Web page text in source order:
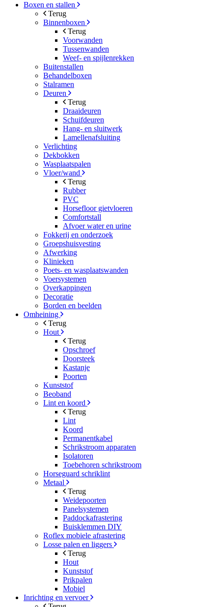
Boxen en stallen
Terug
Binnenboxen
Terug
Voorwanden
Tussenwanden
Weef- en spijlenrekken
Buitenstallen
Behandelboxen
Stalramen
Deuren
Terug
Draaideuren
Schuifdeuren
Hang- en sluitwerk
Lamellenafsluiting
Verlichting
Dekbokken
Wasplaatspalen
Vloer/wand
Terug
Rubber
PVC
Horsefloor gietvloeren
Comfortstall
Afvoer water en urine
Fokkerij en onderzoek
Groepshuisvesting
Afwerking
Klinieken
Poets- en wasplaatswanden
Voersystemen
Overkappingen
Decoratie
Borden en beelden
Omheining
Terug
Hout
Terug
Opschroef
Doorsteek
Kastanje
Poorten
Kunststof
Beoband
Lint en koord
Terug
Lint
Koord
Permanentkabel
Schrikstroom apparaten
Isolatoren
Toebehoren schrikstroom
Horseguard schriklint
Metaal
Terug
Weidepoorten
Panelsystemen
Paddockafrastering
Buisklemmen DIY
Roflex mobiele afrastering
Losse palen en liggers
Terug
Hout
Kunststof
Prikpalen
Mobiel
Inrichting en vervoer